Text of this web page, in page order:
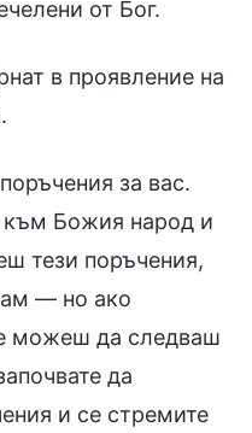
от Бог.
в проявление на
за вас.
Божия народ и
тези поръчения,
— но ако
можеш да следваш
да
и се стремите